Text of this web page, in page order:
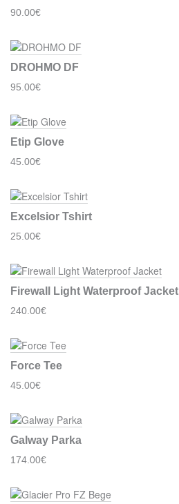
90.00€
DROHMO DF
95.00€
Etip Glove
45.00€
Excelsior Tshirt
25.00€
Firewall Light Waterproof Jacket
240.00€
Force Tee
45.00€
Galway Parka
174.00€